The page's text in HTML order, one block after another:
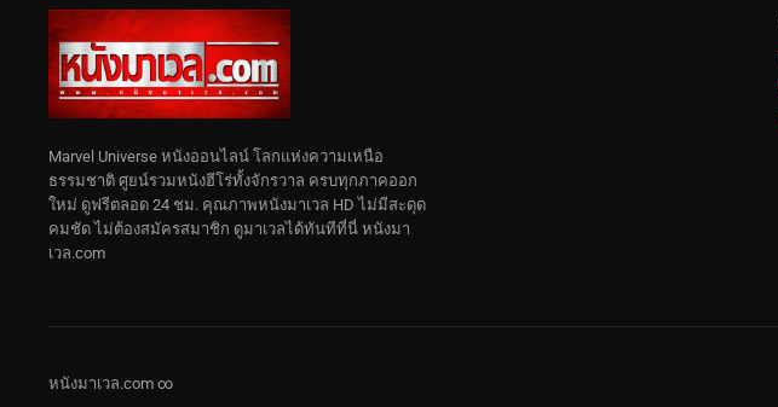
Marvel Universe หนังออนไลน์ โลกแห่งความเหนือ
ธรรมชาติ ศูยน์รวมหนังฮีโร่ทั้งจักรวาล ครบทุกภาคออก
ใหม่ ดูฟรีตลอด 24 ชม. คุณภาพหนังมาเวล HD ไม่มีสะดุด
คมชัด ไม่ต้องสมัครสมาชิก ดูมาเวลได้ทันทีที่นี่ หนังมา
เวล.com
หนังมาเวล.com ∞